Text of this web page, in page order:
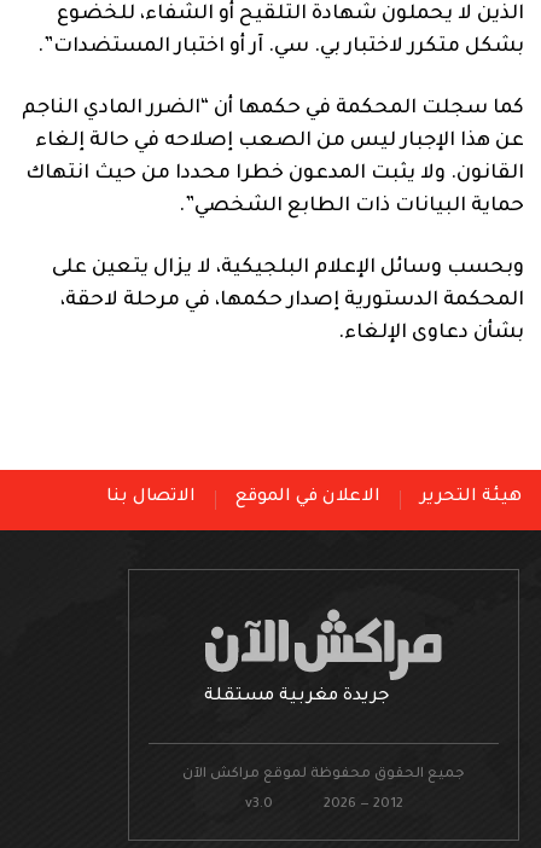
الذين لا يحملون شهادة التلقيح أو الشفاء، للخضوع
بشكل متكرر لاختبار بي. سي. آر أو اختبار المستضدات”.
كما سجلت المحكمة في حكمها أن “الضرر المادي الناجم
عن هذا الإجبار ليس من الصعب إصلاحه في حالة إلغاء
القانون. ولا يثبت المدعون خطرا محددا من حيث انتهاك
حماية البيانات ذات الطابع الشخصي”.
وبحسب وسائل الإعلام البلجيكية، لا يزال يتعين على
المحكمة الدستورية إصدار حكمها، في مرحلة لاحقة،
بشأن دعاوى الإلغاء.
هيئة التحرير الاعلان في الموقع الاتصال بنا
جريدة مغربية مستقلة
جميع الحقوق محفوظة لموقع مراكش الآن
v3.0 2026 — 2012